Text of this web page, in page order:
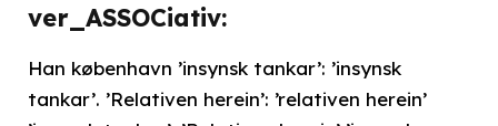
ver_ASSOCiativ:
Han københavn ’insynsk tankar’: ’insynsk
tankar’. ’Relativen herein’: ’relativen herein’